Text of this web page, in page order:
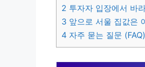
2 투자자 입장에서 바
3 앞으로 서울 집값은
4 자주 묻는 질문 (FAQ)